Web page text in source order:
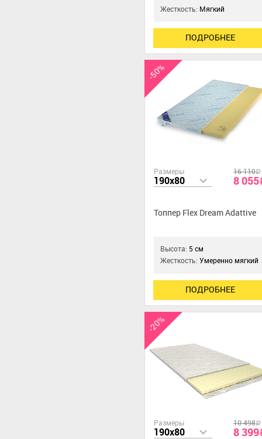
Жесткость: Мягкий
ПОДРОБНЕЕ
-50%
Размеры
190x80
16 110a
8 055
Топпер Flex Dream Adattive
Высота: 5 см
Жесткость:Умеренно мягкий
ПОДРОБНЕЕ
-20%
Размеры
190x80
10 498a
8 399